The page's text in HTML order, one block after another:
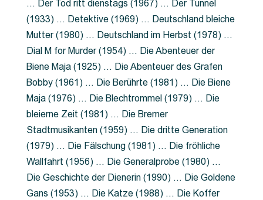
… Der Tod ritt dienstags (1967) … Der Tunnel
(1933) … Detektive (1969) … Deutschland bleiche
Mutter (1980) … Deutschland im Herbst (1978) …
Dial M for Murder (1954) … Die Abenteuer der
Biene Maja (1925) … Die Abenteuer des Grafen
Bobby (1961) … Die Berührte (1981) … Die Biene
Maja (1976) … Die Blechtrommel (1979) … Die
bleierne Zeit (1981) … Die Bremer
Stadtmusikanten (1959) … Die dritte Generation
(1979) … Die Fälschung (1981) … Die fröhliche
Wallfahrt (1956) … Die Generalprobe (1980) …
Die Geschichte der Dienerin (1990) … Die Goldene
Gans (1953) … Die Katze (1988) … Die Koffer